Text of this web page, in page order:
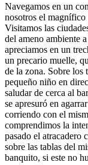
Navegamos en un
nosotros el magnífico
Visitamos las
del ameno ambiente
apreciamos en un
un precario muelle,
de la zona. Sobre los
pequeño niño en
saludar de cerca al
se apresuró en
corriendo con el
comprendimos la
pasado el atracadero
sobre las tablas del
banquito, si este no